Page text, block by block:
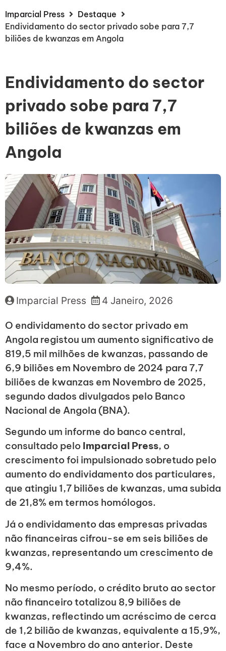
Imparcial Press
Destaque
Endividamento do sector privado sobe para 7,7
biliões de kwanzas em Angola
Endividamento do sector
privado sobe para 7,7
biliões de kwanzas em
Angola
Imparcial Press 4 Janeiro, 2026
O endividamento do sector privado em
Angola registou um aumento significativo de
819,5 mil milhões de kwanzas, passando de
6,9 biliões em Novembro de 2024 para 7,7
biliões de kwanzas em Novembro de 2025,
segundo dados divulgados pelo Banco
Nacional de Angola (BNA).
Segundo um informe do banco central,
consultado pelo Imparcial Press, o
crescimento foi impulsionado sobretudo pelo
aumento do endividamento dos particulares,
que atingiu 1,7 biliões de kwanzas, uma subida
de 21,8% em termos homólogos.
Já o endividamento das empresas privadas
não financeiras cifrou-se em seis biliões de
kwanzas, representando um crescimento de
9,4%.
No mesmo período, o crédito bruto ao sector
não financeiro totalizou 8,9 biliões de
kwanzas, reflectindo um acréscimo de cerca
de 1,2 bilião de kwanzas, equivalente a 15,9%,
face a Novembro do ano anterior. Deste